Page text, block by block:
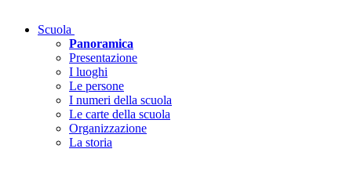
Scuola
Panoramica
Presentazione
I luoghi
Le persone
I numeri della scuola
Le carte della scuola
Organizzazione
La storia